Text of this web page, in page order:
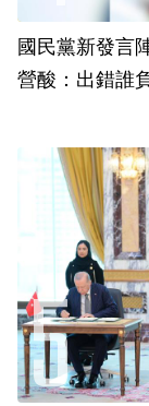
國民黨新發言
營酸：出錯誰